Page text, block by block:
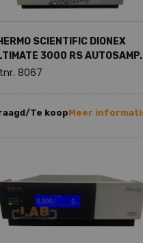
SCIENTIFIC DIONEX
3000 RS
8067
Te koopMeer